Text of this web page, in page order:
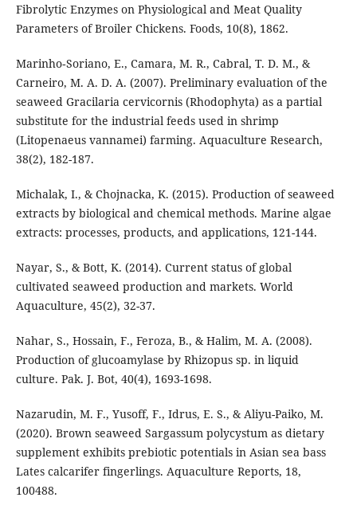
Fibrolytic Enzymes on Physiological and Meat Quality
Parameters of Broiler Chickens. Foods, 10(8), 1862.
Marinho‐Soriano, E., Camara, M. R., Cabral, T. D. M., &
Carneiro, M. A. D. A. (2007). Preliminary evaluation of the
seaweed Gracilaria cervicornis (Rhodophyta) as a partial
substitute for the industrial feeds used in shrimp
(Litopenaeus vannamei) farming. Aquaculture Research,
38(2), 182-187.
Michalak, I., & Chojnacka, K. (2015). Production of seaweed
extracts by biological and chemical methods. Marine algae
extracts: processes, products, and applications, 121-144.
Nayar, S., & Bott, K. (2014). Current status of global
cultivated seaweed production and markets. World
Aquaculture, 45(2), 32-37.
Nahar, S., Hossain, F., Feroza, B., & Halim, M. A. (2008).
Production of glucoamylase by Rhizopus sp. in liquid
culture. Pak. J. Bot, 40(4), 1693-1698.
Nazarudin, M. F., Yusoff, F., Idrus, E. S., & Aliyu-Paiko, M.
(2020). Brown seaweed Sargassum polycystum as dietary
supplement exhibits prebiotic potentials in Asian sea bass
Lates calcarifer fingerlings. Aquaculture Reports, 18,
100488.